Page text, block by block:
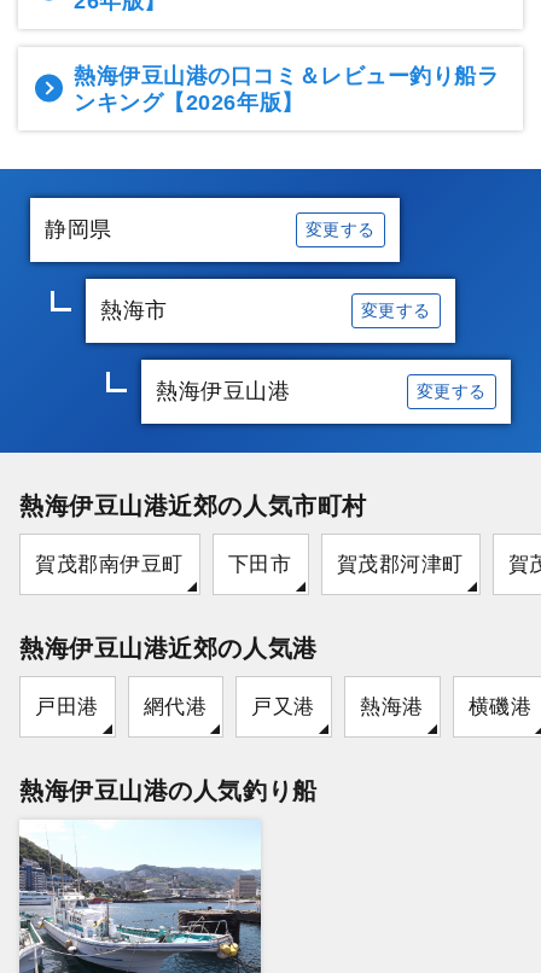
熱海伊豆山港の口コミ＆レビュー釣り船ラ
ンキング【2026年版】
静岡県 変更する
熱海市 変更する
熱海伊豆山港 変更する
熱海伊豆山港近郊の人気市町村
賀茂郡南伊豆町 下田市 賀茂郡河津町 賀
熱海伊豆山港近郊の人気港
戸田港 網代港 戸又港 熱海港 横磯港
熱海伊豆山港の人気釣り船